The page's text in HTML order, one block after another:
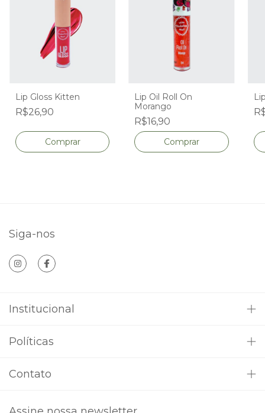
Lip Gloss Kitten
R$26,90
Lip Oil Roll On
Morango
R$16,90
Siga-nos
Institucional
Políticas
Contato